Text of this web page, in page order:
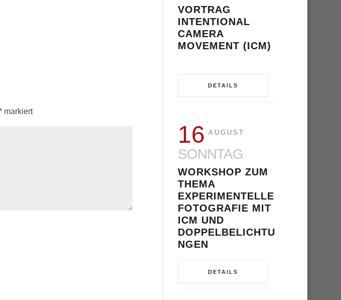
markiert
VORTRAG
INTENTIONAL
CAMERA
MOVEMENT (ICM)
DETAILS
16 AUGUST
SONNTAG
WORKSHOP ZUM
THEMA
EXPERIMENTELLE
FOTOGRAFIE MIT
ICM UND
DOPPELBELICHTU
NGEN
DETAILS